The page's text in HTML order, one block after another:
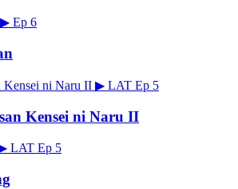
▶ Ep 6
▶ LAT Ep 5
Kensei ni Naru II
LAT Ep 5